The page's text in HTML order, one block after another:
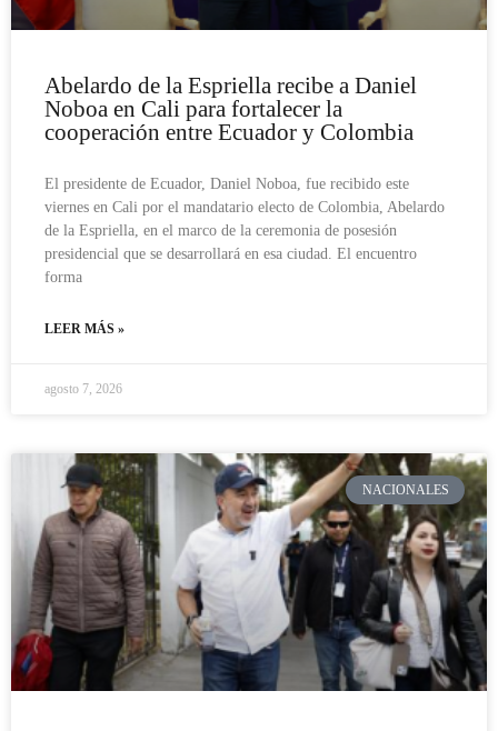
Abelardo de la Espriella recibe a Daniel
Noboa en Cali para fortalecer la
cooperación entre Ecuador y Colombia
El presidente de Ecuador, Daniel Noboa, fue recibido este
viernes en Cali por el mandatario electo de Colombia, Abelardo
de la Espriella, en el marco de la ceremonia de posesión
presidencial que se desarrollará en esa ciudad. El encuentro
forma
LEER MÁS »
agosto 7, 2026
NACIONALES